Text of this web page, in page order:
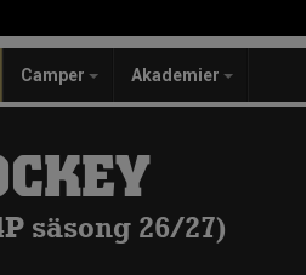
Camper Akademier
säsong 26/27)